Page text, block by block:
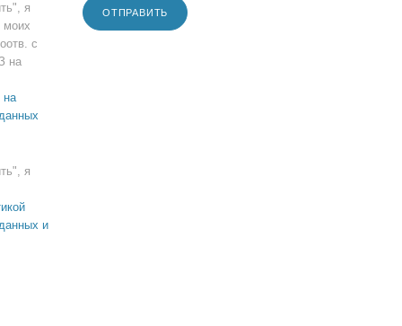
я
моих
с
на
на
я
и
ОТПРАВИТЬ